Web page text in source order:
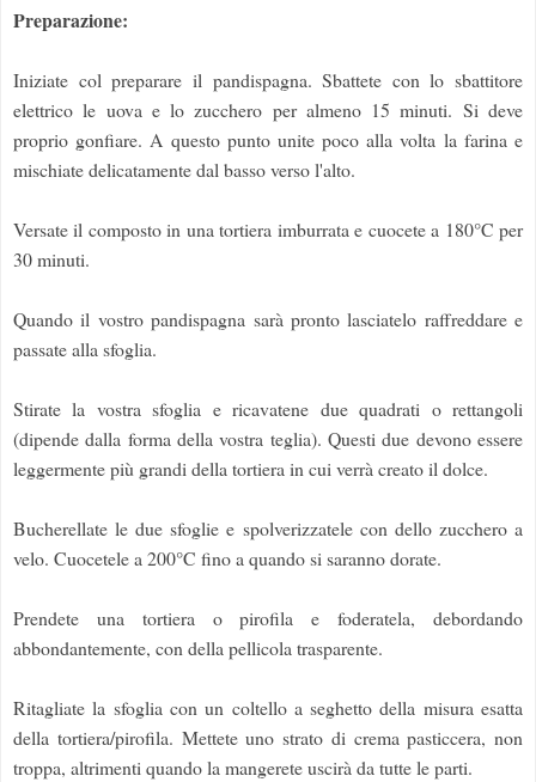
Preparazione:
Iniziate col preparare il pandispagna. Sbattete con lo sbattitore
elettrico le uova e lo zucchero per almeno 15 minuti. Si deve
proprio gonfiare. A questo punto unite poco alla volta la farina e
mischiate delicatamente dal basso verso l'alto.
Versate il composto in una tortiera imburrata e cuocete a 180°C per
30 minuti.
Quando il vostro pandispagna sarà pronto lasciatelo raffreddare e
passate alla sfoglia.
Stirate la vostra sfoglia e ricavatene due quadrati o rettangoli
(dipende dalla forma della vostra teglia). Questi due devono essere
leggermente più grandi della tortiera in cui verrà creato il dolce.
Bucherellate le due sfoglie e spolverizzatele con dello zucchero a
velo. Cuocetele a 200°C fino a quando si saranno dorate.
Prendete una tortiera o pirofila e foderatela, debordando
abbondantemente, con della pellicola trasparente.
Ritagliate la sfoglia con un coltello a seghetto della misura esatta
della tortiera/pirofila. Mettete uno strato di crema pasticcera, non
troppa, altrimenti quando la mangerete uscirà da tutte le parti.